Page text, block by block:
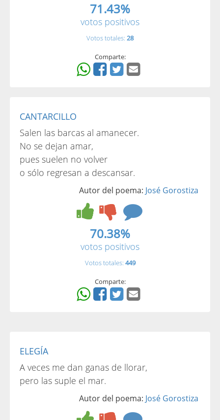
71.43%
votos positivos
Votos totales: 28
Comparte:
CANTARCILLO
Salen las barcas al amanecer.
No se dejan amar,
pues suelen no volver
o sólo regresan a descansar.
Autor del poema: José Gorostiza
70.38%
votos positivos
Votos totales: 449
Comparte:
ELEGÍA
A veces me dan ganas de llorar,
pero las suple el mar.
Autor del poema: José Gorostiza